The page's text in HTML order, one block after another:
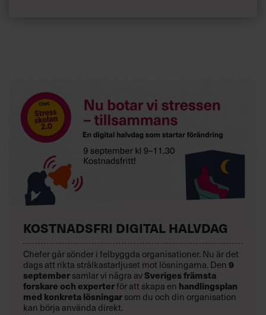
KOSTNADSFRI DIGITAL HALVDAG
Chefer går sönder i felbyggda organisationer. Nu är det
dags att rikta strålkastarljuset mot lösningarna. Den9
septembersamlar vi några avSveriges främsta
forskare och experterför att skapa en handlingsplan
med konkreta lösningarsom du och din organisation
kan börja använda direkt.